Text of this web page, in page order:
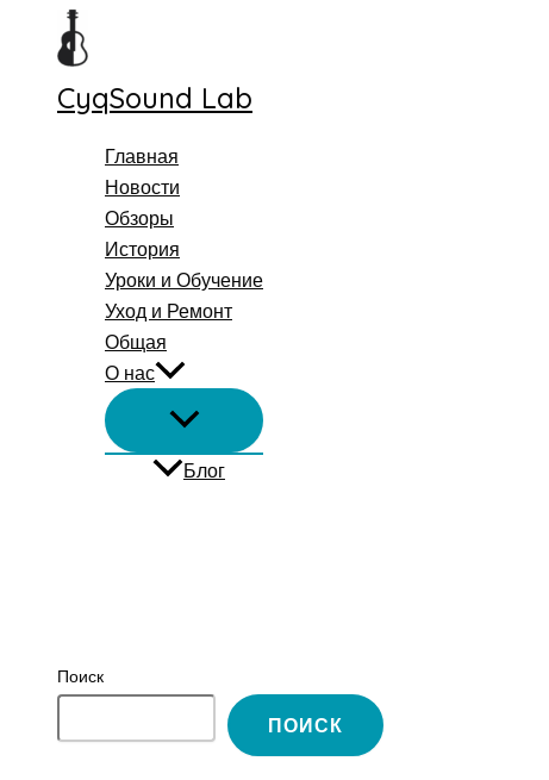
Перейти
содержимому
CyqSound Lab
Главная
Новости
Обзоры
История
Уроки и Обучение
Уход и Ремонт
Общая
О нас
Блог
Поиск
ПОИСК